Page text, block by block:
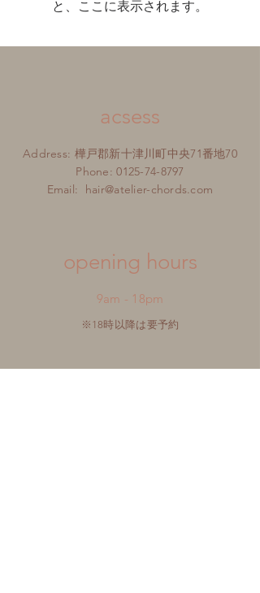
と、ここに表示されます。
acsess
Address: 樺戸郡新十津川町中央71番地70
Phone:0125-74-8797
Email: hair@atelier-chords.com
​opening hours
9am - 18pm
※18時以降は要予約